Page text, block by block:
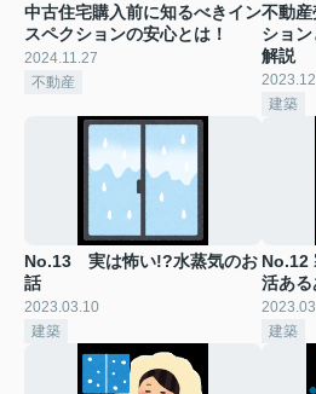
中古住宅購入前に知るべきイン
スペクションの安心とは！
2024.11.27
不動産
不動産
ショ
解説
建築
No.13 実は怖い!?水蒸気のお
話
2023.03.10
建築
No.12
活ある
建築